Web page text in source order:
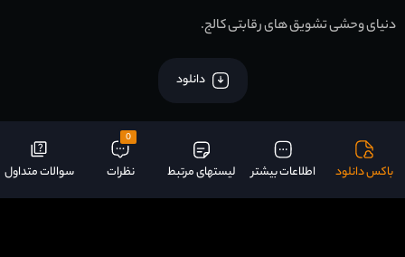
دنیای وحشی تشویق های رقابتی کالج.
دانلود
باکس دانلود اطلاعات بیشتر لیستهای مرتبط
0
نظرات سوالات متداول